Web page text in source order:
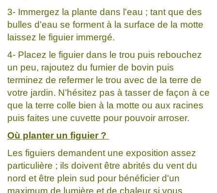
3- Immergez la plante dans l'eau ; tant que des
bulles d'eau se forment à la surface de la motte
laissez le figuier immergé.
4- Placez le figuier dans le trou puis rebouchez
un peu, rajoutez du fumier de bovin puis
terminez de refermer le trou avec de la terre de
votre jardin. N’hésitez pas à tasser de façon à ce
que la terre colle bien à la motte ou aux racines
puis faites une cuvette pour pouvoir arroser.
Où planter un figuier ?
Les figuiers demandent une exposition assez
particulière ; ils doivent être abrités du vent du
nord et être plein sud pour bénéficier d'un
maximum de lumière et de chaleur si vous